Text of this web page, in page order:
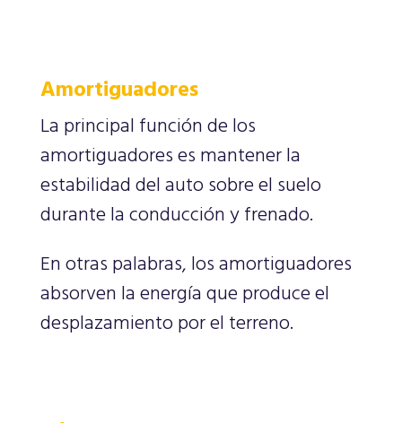
Amortiguadores
La principal función de los
amortiguadores es mantener la
estabilidad del auto sobre el suelo
durante la conducción y frenado.
En otras palabras, los amortiguadores
absorven la energía que produce el
desplazamiento por el terreno.